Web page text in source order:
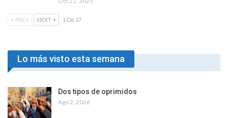
PREV NEXT 1 De 27
Lo más visto esta semana
Dos tipos de oprimidos
Ago 2, 2026